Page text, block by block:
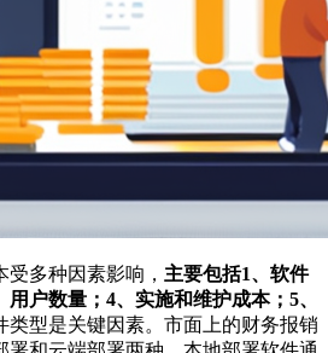
多种因素影响， 主要包括1、软件
户数量；4、实施和维护成本；5、
类型是关键因素。市面上的财务报销